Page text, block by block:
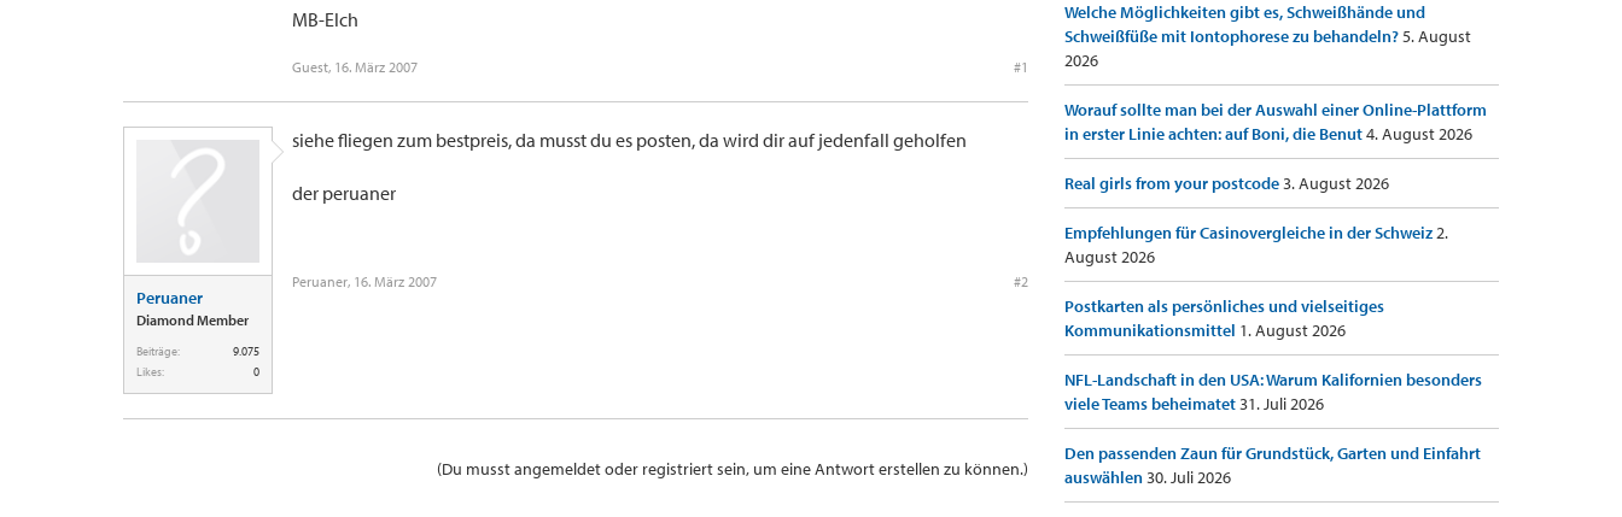
MB-Elch
Guest, 16. März 2007 #1
Peruaner
Diamond Member
Beiträge:
9.075
Likes:
0
siehe fliegen zum bestpreis, da musst du es posten, da wird dir auf jedenfall geholfen
der peruaner
Peruaner, 16. März 2007 #2
(Du musst angemeldet oder registriert sein, um eine Antwort erstellen zu können.)
Welche Möglichkeiten gibt es, Schweißhände und
Schweißfüße mit Iontophorese zu behandeln?5. August
2026
Worauf sollte man bei der Auswahl einer Online-Plattform
in erster Linie achten: auf Boni, die Benut4. August 2026
Real girls from your postcode3. August 2026
Empfehlungen für Casinovergleiche in der Schweiz2.
August 2026
Postkarten als persönliches und vielseitiges
Kommunikationsmittel 1. August 2026
NFL-Landschaft in den USA: Warum Kalifornien besonders
viele Teams beheimatet31. Juli 2026
Den passenden Zaun für Grundstück, Garten und Einfahrt
auswählen30. Juli 2026